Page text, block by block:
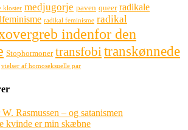
kloster medjugorje paven queer radikale
radikal feminisme radikal
indenfor den
Stophormoner transfobi transkønnede
vielser af homoseksuelle par
W. Rasmussen – og satanismen
kvinde er min skæbne